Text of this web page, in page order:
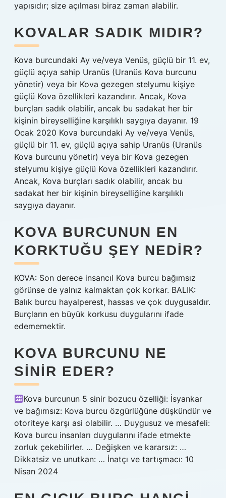
yapısıdır; size açılması biraz zaman alabilir.
KOVALAR SADIK MIDIR?
Kova burcundaki Ay ve/veya Venüs, güçlü bir 11. ev,
güçlü açıya sahip Uranüs (Uranüs Kova burcunu
yönetir) veya bir Kova gezegen stelyumu kişiye
güçlü Kova özellikleri kazandırır. Ancak, Kova
burçları sadık olabilir, ancak bu sadakat her bir
kişinin bireyselliğine karşılıklı saygıya dayanır. 19
Ocak 2020 Kova burcundaki Ay ve/veya Venüs,
güçlü bir 11. ev, güçlü açıya sahip Uranüs (Uranüs
Kova burcunu yönetir) veya bir Kova gezegen
stelyumu kişiye güçlü Kova özellikleri kazandırır.
Ancak, Kova burçları sadık olabilir, ancak bu
sadakat her bir kişinin bireyselliğine karşılıklı
saygıya dayanır.
KOVA BURCUNUN EN
KORKTUĞU ŞEY NEDIR?
KOVA: Son derece insancıl Kova burcu bağımsız
görünse de yalnız kalmaktan çok korkar. BALIK:
Balık burcu hayalperest, hassas ve çok duygusaldır.
Burçların en büyük korkusu duygularını ifade
edememektir.
KOVA BURCUNU NE
SINIR EDER?
Kova burcunun 5 sinir bozucu özelliği: İsyankar
ve bağımsız: Kova burcu özgürlüğüne düşkündür ve
otoriteye karşı asi olabilir. … Duygusuz ve mesafeli:
Kova burcu insanları duygularını ifade etmekte
zorluk çekebilirler. … Değişken ve kararsız: …
Dikkatsiz ve unutkan: … İnatçı ve tartışmacı: 10
Nisan 2024